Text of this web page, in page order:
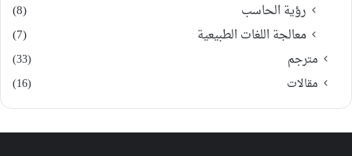
رؤية الحاسب
(8)
معالجة اللغات الطبيعية
(7)
مترجم
(33)
مقالات
(16)